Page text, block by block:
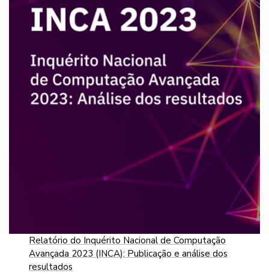
Relatório do Inquérito Nacional de Computação
Avançada 2023 (INCA): Publicação e análise dos
resultados